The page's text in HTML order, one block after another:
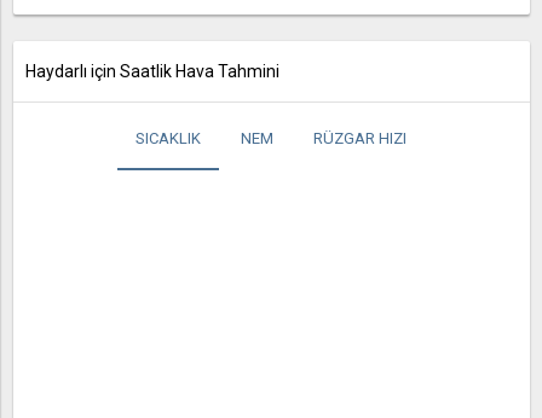
Haydarlı için Saatlik Hava Tahmini
SICAKLIK NEM RÜZGAR HIZI